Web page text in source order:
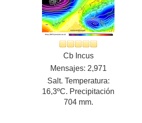
Cb Incus
Mensajes: 2,971
Salt. Temperatura:
16,3ºC. Precipitación
704 mm.